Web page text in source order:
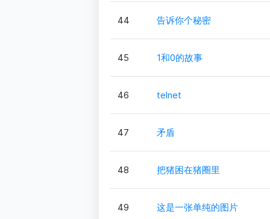
44 告诉你个秘密
45 1和0的故事
46 telnet
47 矛盾
48 把猪困在猪圈里
49 这是一张单纯的图片